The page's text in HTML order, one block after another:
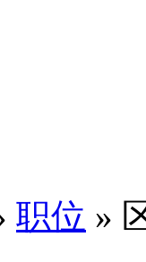
职位 »